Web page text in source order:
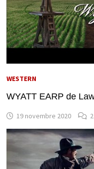
WESTERN
WYATT EARP de
19 novembre 2020 2